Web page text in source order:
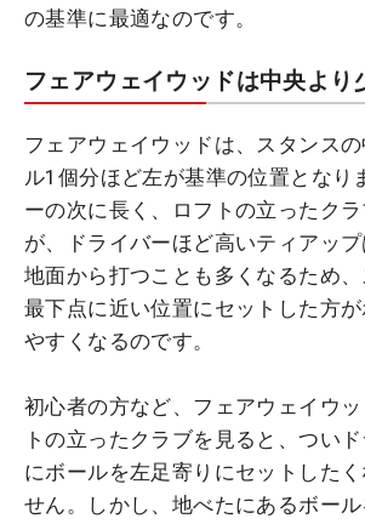
の基準に最適なのです。
フェアウェイウッドは中央より
フェアウェイウッドは、スタンス
ル1個分ほど左が基準の位置となり
ーの次に長く、ロフトの立ったク
が、ドライバーほど高いティアップ
地面から打つことも多くなるため
最下点に近い位置にセットした方が
やすくなるのです。
初心者の方など、フェアウェイウ
トの立ったクラブを見ると、つい
にボールを左足寄りにセットした
せん。しかし、地べたにあるボー